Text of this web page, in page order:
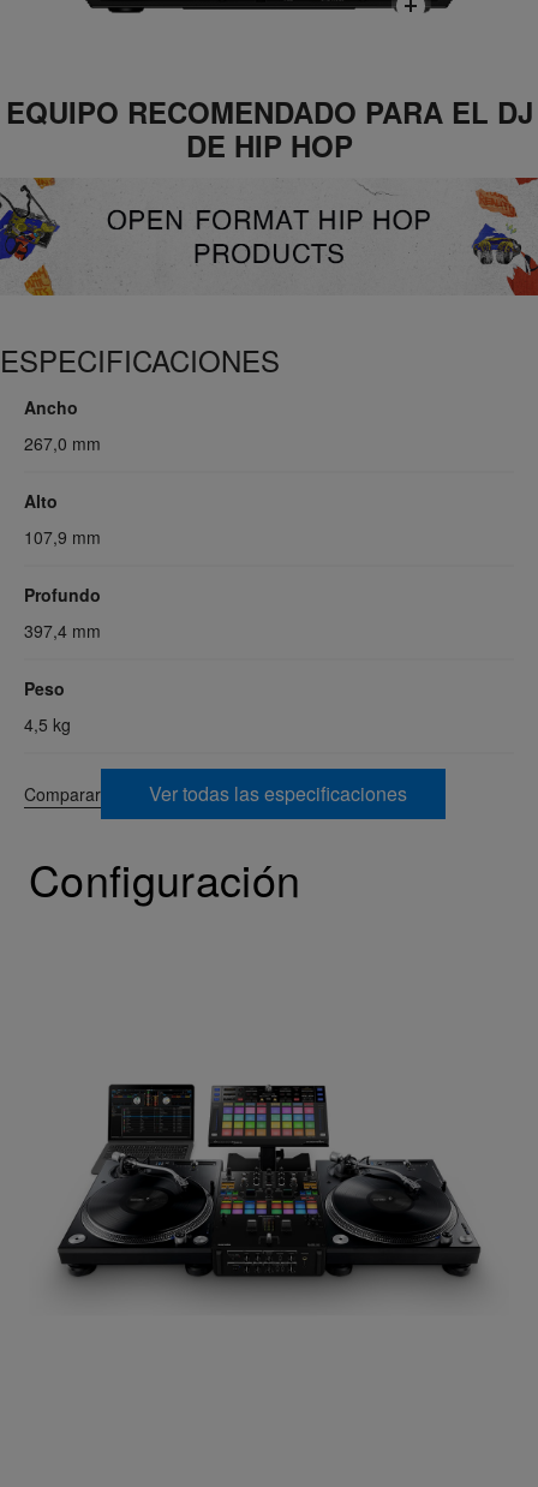
EQUIPO RECOMENDADO PARA EL DJ
DE HIP HOP
ESPECIFICACIONES
Ancho
267,0 mm
Alto
107,9 mm
Profundo
397,4 mm
Peso
4,5 kg
Comparar Ver todas las especificaciones
Configuración